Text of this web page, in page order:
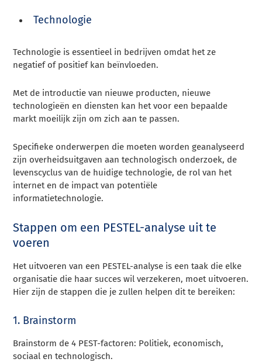
Technologie
Technologie is essentieel in bedrijven omdat het ze
negatief of positief kan beïnvloeden.
Met de introductie van nieuwe producten, nieuwe
technologieën en diensten kan het voor een bepaalde
markt moeilijk zijn om zich aan te passen.
Specifieke onderwerpen die moeten worden geanalyseerd
zijn overheidsuitgaven aan technologisch onderzoek, de
levenscyclus van de huidige technologie, de rol van het
internet en de impact van potentiële
informatietechnologie.
Stappen om een PESTEL-analyse uit te
voeren
Het uitvoeren van een PESTEL-analyse is een taak die elke
organisatie die haar succes wil verzekeren, moet uitvoeren.
Hier zijn de stappen die je zullen helpen dit te bereiken:
1. Brainstorm
Brainstorm de 4 PEST-factoren: Politiek, economisch,
sociaal en technologisch.